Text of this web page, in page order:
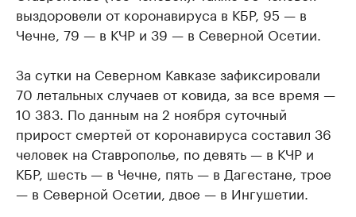
выздоровели от коронавируса в КБР, 95 — в
Чечне, 79 — в КЧР и 39 — в Северной Осетии.
За сутки на Северном Кавказе зафиксировали
70 летальных случаев от ковида, за все время —
10 383. По данным на 2 ноября суточный
прирост смертей от коронавируса составил 36
человек на Ставрополье, по девять — в КЧР и
КБР, шесть — в Чечне, пять — в Дагестане, трое
— в Северной Осетии, двое — в Ингушетии.